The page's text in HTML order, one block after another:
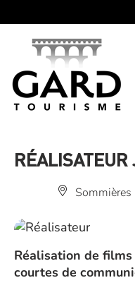
RÉALISATEUR
Sommières
Réalisation de
courtes de